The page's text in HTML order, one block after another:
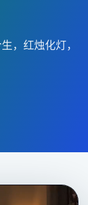
，红烛化灯，